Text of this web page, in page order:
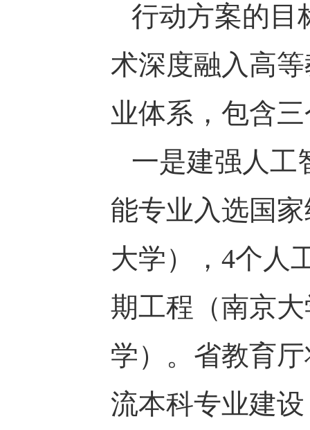
行动方案的目
术深度融入高
业体系，包含
一是建强人工
能专业入选国
大学），4个人
期工程（南京
学）。省教育
流本科专业建